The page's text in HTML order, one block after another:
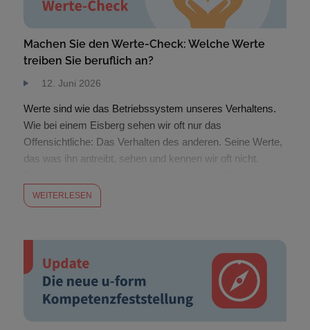
Machen Sie den Werte-Check: Welche Werte
treiben Sie beruflich an?
12. Juni 2026
Werte sind wie das Betriebssystem unseres Verhaltens.
Wie bei einem Eisberg sehen wir oft nur das
Offensichtliche: Das Verhalten des anderen. Seine Werte,
das was ihn antreibt, sehen und kennen wir oft nicht.
verletzten Wert. Auch der viel zitierte Generationenkonflikt
ist meist ein Wertekonflikt. Da […]
WEITERLESEN